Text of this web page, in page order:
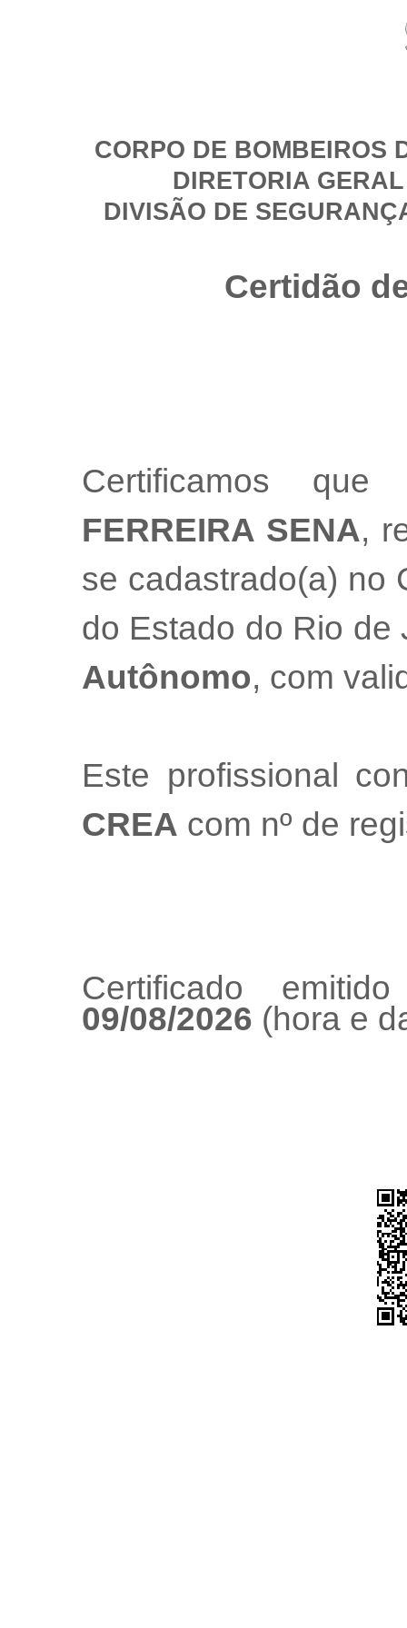
CORPO DE BOMBEIROS
DIRETORIA
DIVISÃO DE
Certidão
Certificamos
FERREIRA SENA,
se cadastrado(a) no
do Estado do Rio
Autônomo, com
Este profissional
CREA com nº de
Certificado
09/08/2026 (hora e